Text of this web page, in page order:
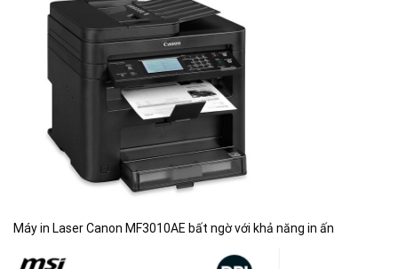
Máy in Laser Canon MF3010AE bất ngờ với khả năng in ấn